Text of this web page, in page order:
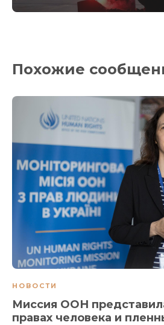
Похожие
НОВОСТИ
Миссия ООН
правах человека и